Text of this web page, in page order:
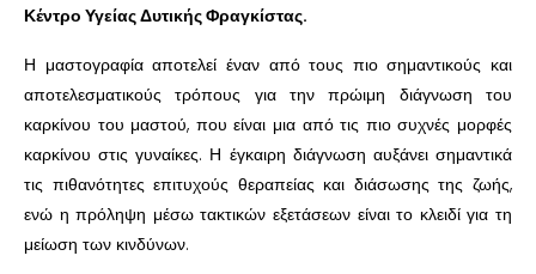
Κέντρο Υγείας Δυτικής Φραγκίστας.
Η μαστογραφία αποτελεί έναν από τους πιο σημαντικούς και
αποτελεσματικούς τρόπους για την πρώιμη διάγνωση του
καρκίνου του μαστού, που είναι μια από τις πιο συχνές μορφές
καρκίνου στις γυναίκες. Η έγκαιρη διάγνωση αυξάνει σημαντικά
τις πιθανότητες επιτυχούς θεραπείας και διάσωσης της ζωής,
ενώ η πρόληψη μέσω τακτικών εξετάσεων είναι το κλειδί για τη
μείωση των κινδύνων.